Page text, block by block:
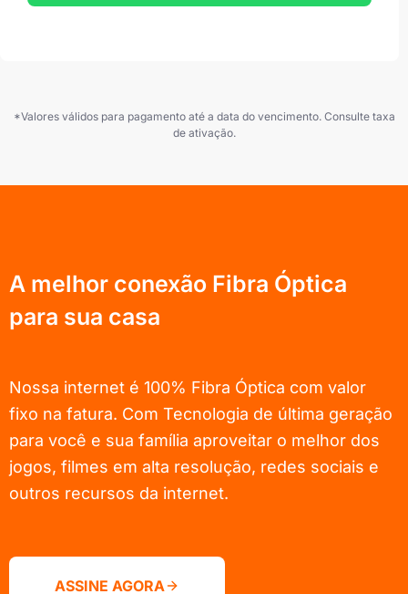
*Valores válidos para pagamento até a data do vencimento. Consulte taxa
de ativação.
A melhor conexão Fibra Óptica
para sua casa
Nossa internet é 100% Fibra Óptica com valor
fixo na fatura. Com Tecnologia de última geração
para você e sua família aproveitar o melhor dos
jogos, filmes em alta resolução, redes sociais e
outros recursos da internet.
ASSINE AGORA